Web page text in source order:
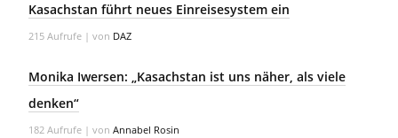
Kasachstan führt neues Einreisesystem ein
215 Aufrufe | von DAZ
Monika Iwersen: „Kasachstan ist uns näher, als viele
denken“
182 Aufrufe | von Annabel Rosin